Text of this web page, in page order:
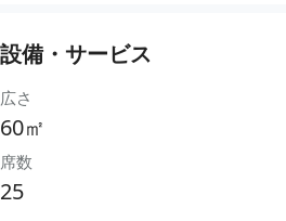
設備・サービス
広さ
60㎡
席数
25